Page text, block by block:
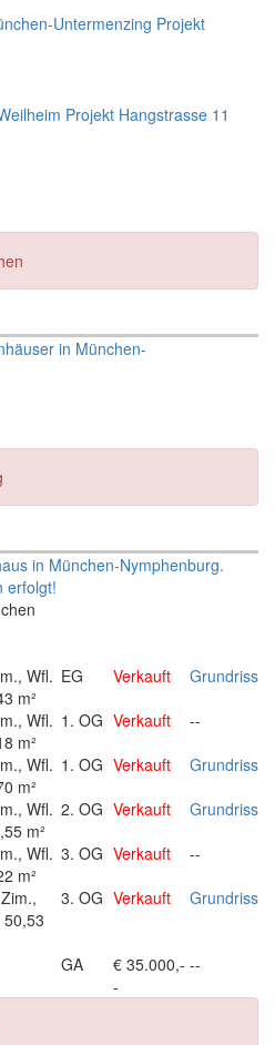
Untermenzing Projekt
Projekt Hangstrasse 11
in München-
in München-Nymphenburg.
erfolgt!
Wfl.
m²
EG Verkauft
Grundriss
Wfl.
m²
1. OG Verkauft
--
Wfl.
m²
1. OG Verkauft
Grundriss
Wfl.
m²
2. OG Verkauft
Grundriss
Wfl.
m²
3. OG Verkauft
--
50,53
3. OG Verkauft Grundriss
GA
€ 35.000,-
-
--